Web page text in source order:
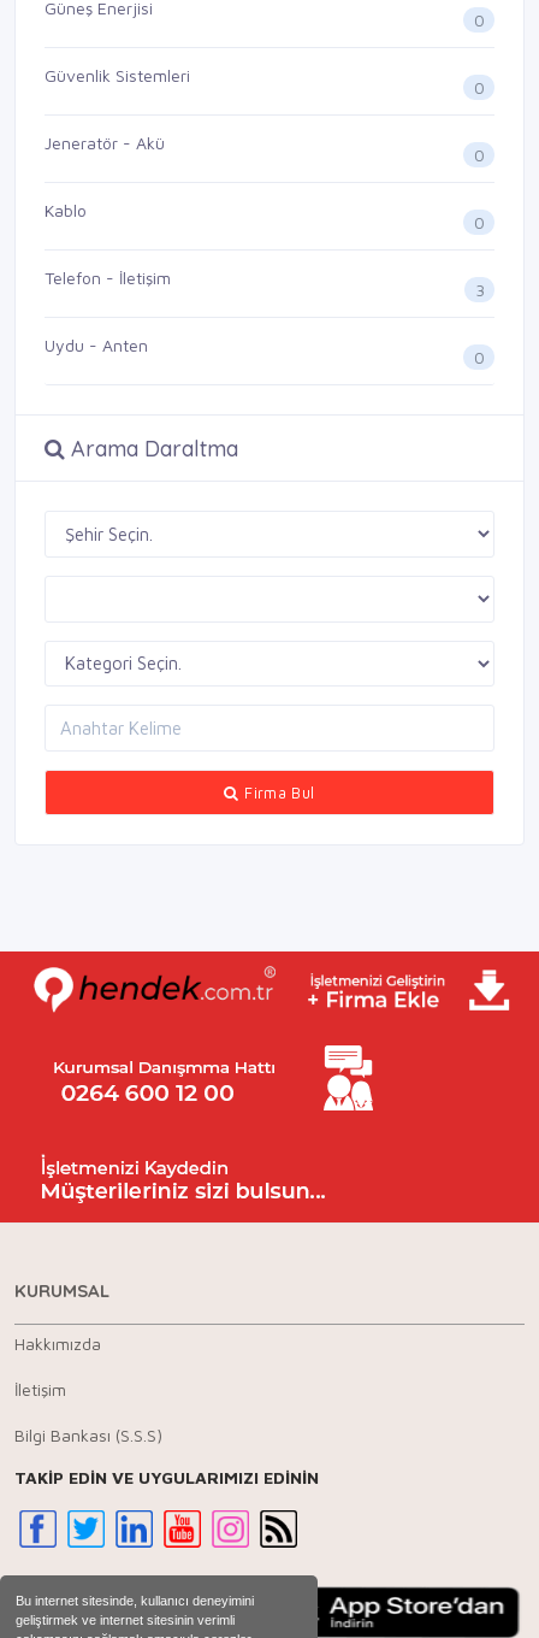
Bu internet sitesinde, kullanıcı deneyimini
geliştirmek ve internet sitesinin verimli
Güneş Enerjisi
0
Güvenlik Sistemleri
0
Jeneratör - Akü
0
Kablo
0
Telefon - İletişim
3
Uydu - Anten
0
Arama Daraltma
Firma Bul
KURUMSAL
Hakkımızda
İletişim
Bilgi Bankası (S.S.S)
TAKİP EDİN VE UYGULARIMIZI EDİNİN